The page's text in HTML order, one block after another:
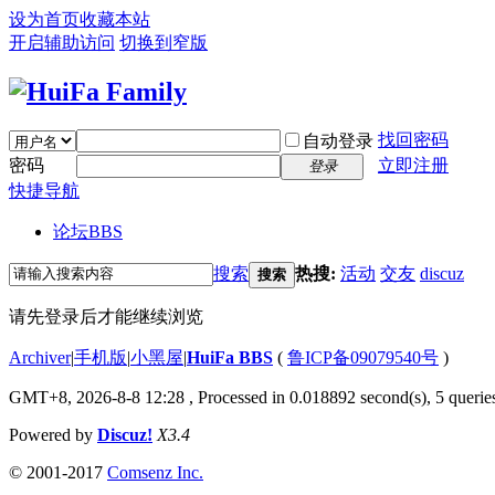
设为首页收藏本站
开启辅助访问 切换到窄版
自动登录 找回密码
密码
登录
立即注册
快捷导航
论坛BBS
搜索 搜索 热搜: 活动 交友 discuz
请先登录后才能继续浏览
Archiver|手机版|小黑屋|HuiFa BBS ( 鲁ICP备09079540号 )
GMT+8, 2026-8-8 12:28 , Processed in 0.018892 second(s), 5
Powered by Discuz! X3.4
© 2001-2017 Comsenz Inc.